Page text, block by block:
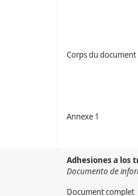
Corps du document
Annexe 1
Adhesiones a los
Documento de
Document complet